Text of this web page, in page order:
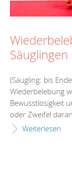
Säuglingen
(Säugling: bis
Wiederbelebung
Bewusstlosigkeit
oder Zweifel daran
Weiterlesen